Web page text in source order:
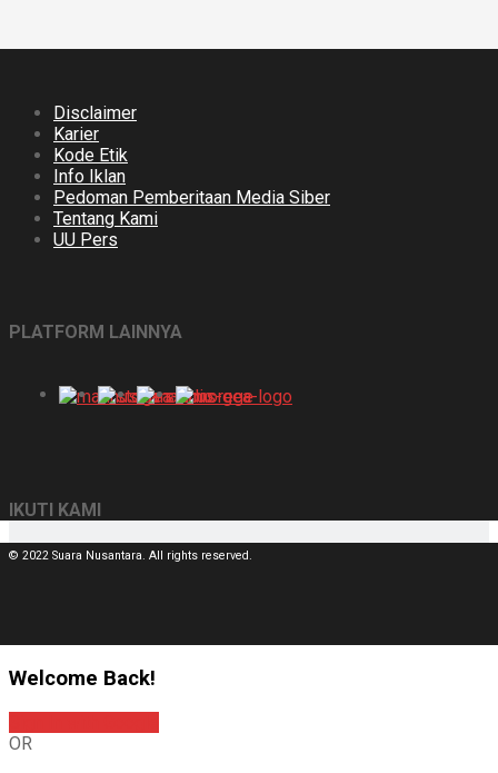
Disclaimer
Karier
Kode Etik
Info Iklan
Pedoman Pemberitaan Media Siber
Tentang Kami
UU Pers
PLATFORM LAINNYA
IKUTI KAMI
© 2022 Suara Nusantara. All rights reserved.
Welcome Back!
OR